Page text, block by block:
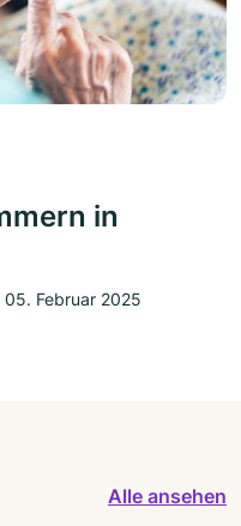
in
05. Februar 2025
Alle ansehen